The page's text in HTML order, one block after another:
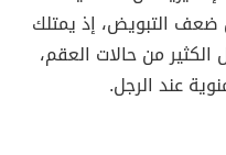
التبويض، إذ يمتلك
من حالات العقم،
عند الرجل.